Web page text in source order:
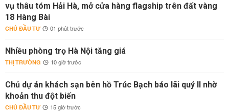
vụ thâu tóm Hải Hà, mở cửa hàng flagship trên đất vàng
18 Hàng Bài
CHỦ ĐẦU TƯ 01 phút trước
Nhiều phòng trọ Hà Nội tăng giá
THỊ TRƯỜNG 10 giờ trước
Chủ dự án khách sạn bên hồ Trúc Bạch báo lãi quý II nhờ
khoản thu đột biến
CHỦ ĐẦU TƯ 15 giờ trước